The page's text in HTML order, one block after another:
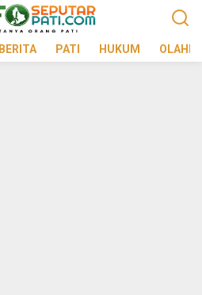
BERITA PATI HUKUM